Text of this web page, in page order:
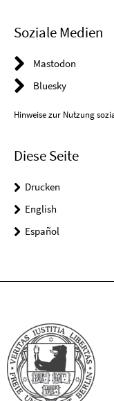
Soziale Medien
Mastodon
Bluesky
Hinweise zur Nutzung
Diese Seite
Drucken
English
Español